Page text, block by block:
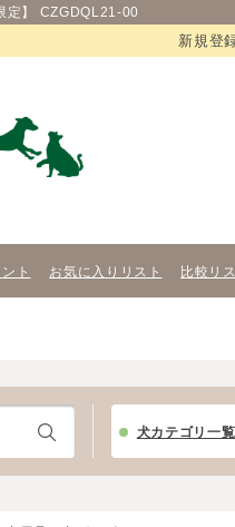
定】 CZGDQL21-00
新規登
ト お気に入りリスト 比較リ
犬カテゴリ一覧